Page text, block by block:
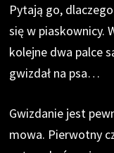
Pytają go,
się w piaskownicy.
kolejne dwa palce
gwizdał na psa…
Gwizdanie jest
mowa. Pierwotny